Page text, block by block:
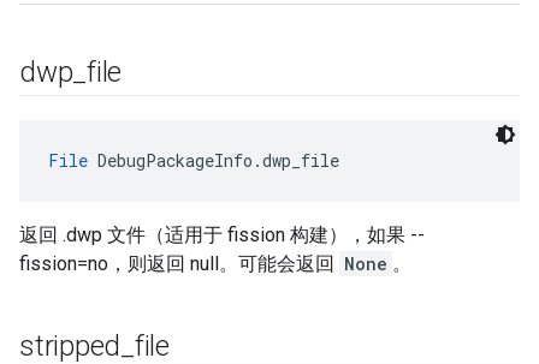
dwp _file
File DebugPackageInfo.dwp_file
返回 .dwp 文件（适用于 fission 构建），如果 --
fission=no，则返回 null。可能会返回 None 。
stripped file